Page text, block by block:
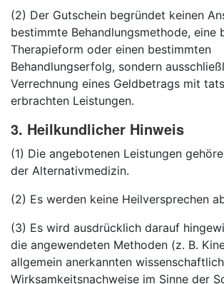
(2) Der Gutschein begründet keinen
bestimmte Behandlungsmethode, eine
Therapieform oder einen bestimmten
Behandlungserfolg, sondern
Verrechnung eines Geldbetrags mit
erbrachten Leistungen.
3. Heilkundlicher Hinweis
(1) Die angebotenen Leistungen
der Alternativmedizin.
(2) Es werden keine Heilversprechen
(3) Es wird ausdrücklich darauf
die angewendeten Methoden (z. B.
allgemein anerkannten
Wirksamkeitsnachweise im Sinne der